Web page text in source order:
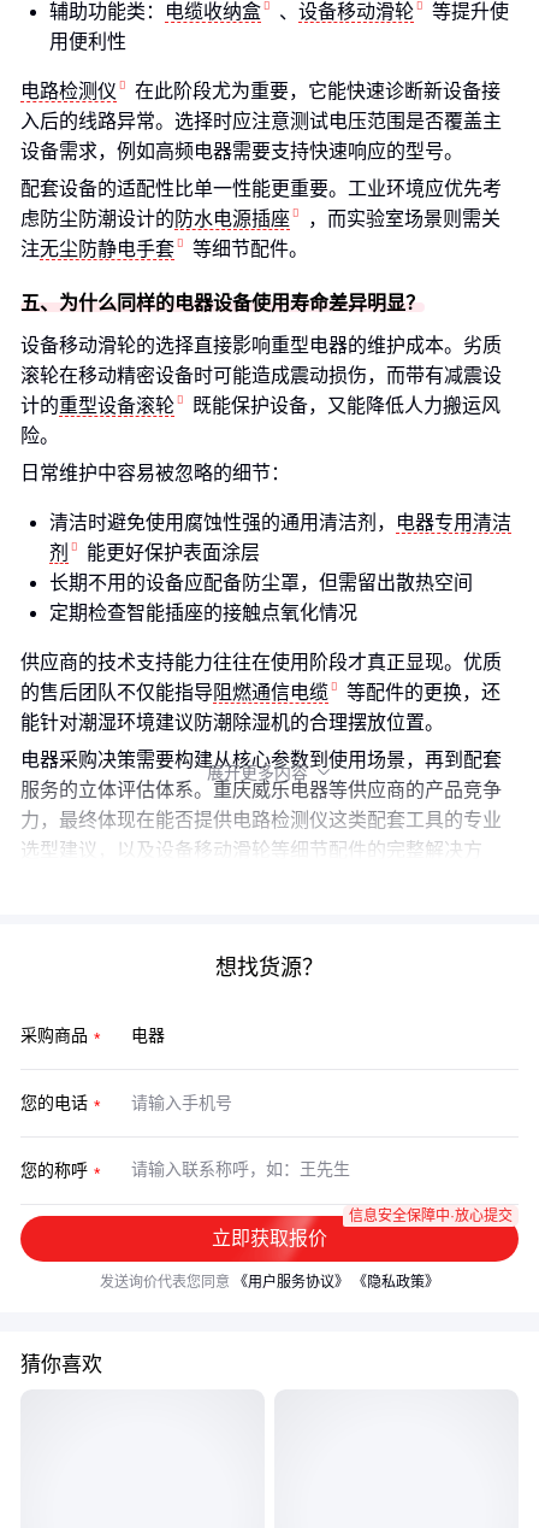
辅助功能类：
电缆收纳盒 、 设备移动滑轮
等提升使
用便利性
电路检测仪
在此阶段尤为重要，它能快速诊断新设备接
入后的线路异常。选择时应注意测试电压范围是否覆盖主
设备需求，例如高频电器需要支持快速响应的型号。
配套设备的适配性比单一性能更重要。工业环境应优先考
虑防尘防潮设计的 防水电源插座
，而实验室场景则需关
注无尘防静电手套 等细节配件。
五、为什么同样的电器设备使用寿命差异明显？
设备移动滑轮的选择直接影响重型电器的维护成本。劣质
滚轮在移动精密设备时可能造成震动损伤，而带有减震设
计的重型设备滚轮
既能保护设备，又能降低人力搬运风
险。
日常维护中容易被忽略的细节：
清洁时避免使用腐蚀性强的通用清洁剂，
电器专用清洁
剂
能更好保护表面涂层
长期不用的设备应配备防尘罩，但需留出散热空间
定期检查智能插座的接触点氧化情况
供应商的技术支持能力往往在使用阶段才真正显现。优质
的售后团队不仅能指导阻燃通信电缆
等配件的更换，还
能针对潮湿环境建议防潮除湿机的合理摆放位置。
电器采购决策需要构建从核心参数到使用场景，再到配套
服务的立体评估体系。重庆威乐电器等供应商的产品竞争
力，最终体现在能否提供电路检测仪这类配套工具的专业
选型建议，以及设备移动滑轮等细节配件的完整解决方
展开更多内容 
想找货源？
采购商品
您的电话
您的称呼
立即获取报价
信息安全保障中·放心提交
发送询价代表您同意 《用户服务协议》 《隐私政策》
猜你喜欢